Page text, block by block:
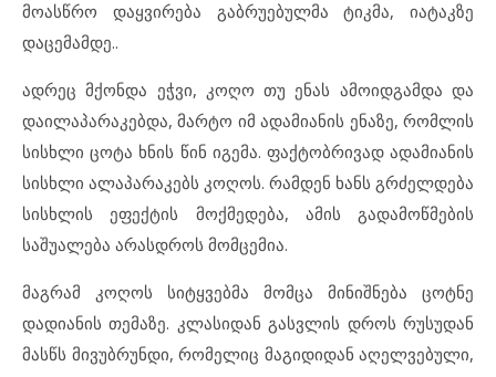
მოასწრო დაყვირება გაბრუებულმა ტიკმა, იატაკზე
დაცემამდე..
ადრეც მქონდა ეჭვი, კოღო თუ ენას ამოიდგამდა და
დაილაპარაკებდა, მარტო იმ ადამიანის ენაზე, რომლის
სისხლი ცოტა ხნის წინ იგემა. ფაქტობრივად ადამიანის
სისხლი ალაპარაკებს კოღოს. რამდენ ხანს გრძელდება
სისხლის ეფექტის მოქმედება, ამის გადამოწმების
საშუალება არასდროს მომცემია.
მაგრამ კოღოს სიტყვებმა მომცა მინიშნება ცოტნე
დადიანის თემაზე. კლასიდან გასვლის დროს რუსუდან
მასწს მივუბრუნდი, რომელიც მაგიდიდან აღელვებული,